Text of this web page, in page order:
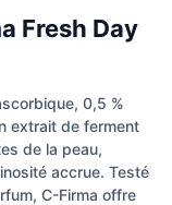
Fresh Day
0,5 %
extrait de ferment
de la peau,
accrue. Testé
C-Firma offre